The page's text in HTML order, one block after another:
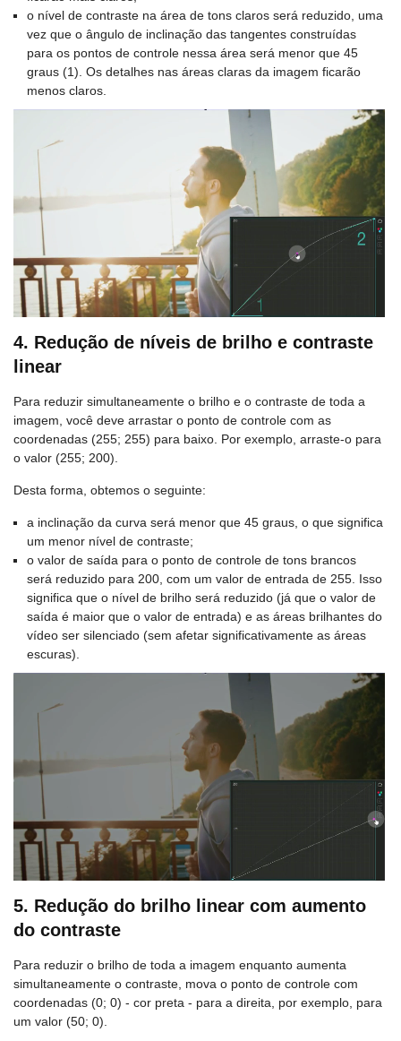
o nível de contraste na área de tons claros será reduzido, uma
vez que o ângulo de inclinação das tangentes construídas
para os pontos de controle nessa área será menor que 45
graus (1). Os detalhes nas áreas claras da imagem ficarão
menos claros.
4. Redução de níveis de brilho e contraste
linear
Para reduzir simultaneamente o brilho e o contraste de toda a
imagem, você deve arrastar o ponto de controle com as
coordenadas (255; 255) para baixo. Por exemplo, arraste-o para
o valor (255; 200).
Desta forma, obtemos o seguinte:
a inclinação da curva será menor que 45 graus, o que significa
um menor nível de contraste;
o valor de saída para o ponto de controle de tons brancos
será reduzido para 200, com um valor de entrada de 255. Isso
significa que o nível de brilho será reduzido (já que o valor de
saída é maior que o valor de entrada) e as áreas brilhantes do
vídeo ser silenciado (sem afetar significativamente as áreas
escuras).
5. Redução do brilho linear com aumento
do contraste
Para reduzir o brilho de toda a imagem enquanto aumenta
simultaneamente o contraste, mova o ponto de controle com
coordenadas (0; 0) - cor preta - para a direita, por exemplo, para
um valor (50; 0).